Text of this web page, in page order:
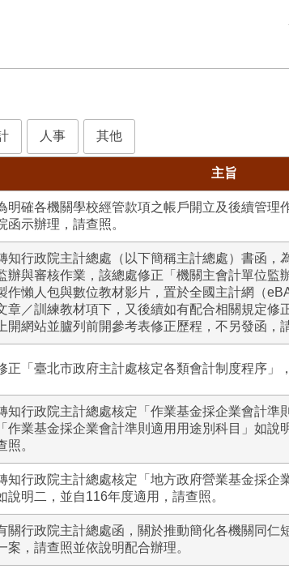
人事 其他
主旨
明確各機關學校經管款項之帳戶開立及後續管理
函示辦理，請查照。
知行政院主計總處（以下簡稱主計總處）書函，
辦與審核作業，該總處修正「機關主會計單位監
作懶人包與數位教材影片，置於全國主計網（
章／訓練教材項下，又後續如有配合相關規定修
上開網站並臚列前開參考表修正歷程，不另發函，
正「臺北市政府主計處核定各類會計制度程序」
知行政院主計總處核定「作業基金採企業會計準
「作業基金採企業會計準則適用用途別科目」如說
照。
知行政院主計總處核定「地方政府營業基金採企
說明二，並自116年度適用，請查照。
關行政院主計總處函，關於推動簡化各機關同仁
案，請查照並依說明配合辦理。